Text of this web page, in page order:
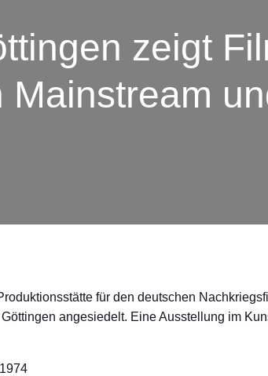
zeigt
Mainstream
für den deutschen
angesiedelt. Eine Ausstellung im